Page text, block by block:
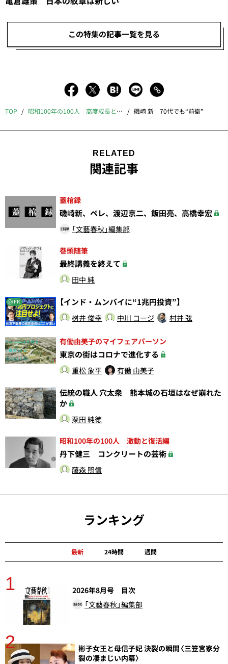
この特集の記事一覧を見る
TOP 昭和100年の100人 高度成長とバブル編 磯崎 新 70代でも“前衛”
RELATED
関連記事
蓋棺録
磯崎新、ペレ、渡辺京二、飯田亮、高橋幸宏
「文藝春秋」編集部
巻頭随筆
最終講義を終えて
田中 純
PR 【インド・ムンバイに“1兆円投資”】
桝井 俊幸 中川 コージ 村井 弦
有働由美子のマイフェアパーソン
東京の街はコロナで進化する
重松 象平 有働 由美子
伝統の職人 穴太衆 熊本城の石垣はなぜ崩れた
か
粟田 純徳
昭和100年の100人 激動と復活編
丹下健三 コンクリートの芸術
藤森 照信
ランキング
最新 24時間 週間
1
2026年8月号 目次
「文藝春秋」編集部
2
彬子女王と母信子妃 決裂の瞬間〈三笠宮家分
裂の凄まじい内幕〉